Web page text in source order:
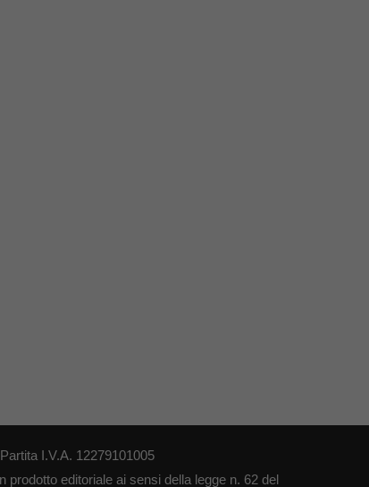
I.V.A. 12279101005
editoriale ai sensi della legge n. 62 del